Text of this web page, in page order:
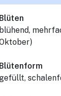
Blüten
blühend,
Blütenform
gefüllt,